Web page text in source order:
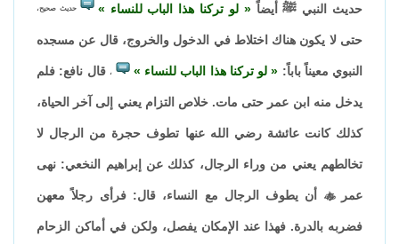
حديث النبي ﷺ أيضاً لو تركنا هذا الباب للنساء حديث صحيح،
حتى لا يكون هناك اختلاط في الدخول والخروج، قال عن مسجده
النبوي معيناً باباً: لو تركنا هذا الباب للنساء ، قال نافع: فلم
يدخل منه ابن عمر حتى مات. خلاص التزام يعني إلى آخر الحياة،
كذلك كانت عائشة رضي الله عنها تطوف حجرة من الرجال لا
تخالطهم يعني من وراء الرجال، كذلك عن إبراهيم النخعي: نهى
عمر أن يطوف الرجال مع النساء، قال: فرأى رجلاً معهن
فضربه بالدرة. فهذا عند الإمكان يفصل، ولكن في أماكن الزحام